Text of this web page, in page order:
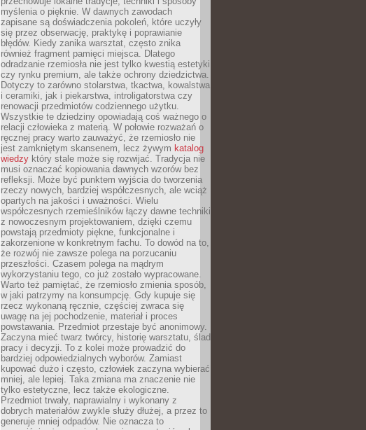
myślenia o pięknie. W dawnych zawodach
zapisane są doświadczenia pokoleń, które uczyły
się przez obserwację, praktykę i poprawianie
błędów. Kiedy zanika warsztat, często znika
również fragment pamięci miejsca. Dlatego
odradzanie rzemiosła nie jest tylko kwestią estetyki
czy rynku premium, ale także ochrony dziedzictwa.
Dotyczy to zarówno stolarstwa, tkactwa, kowalstwa
i ceramiki, jak i piekarstwa, introligatorstwa czy
renowacji przedmiotów codziennego użytku.
Wszystkie te dziedziny opowiadają coś ważnego o
relacji człowieka z materią. W połowie rozważań o
ręcznej pracy warto zauważyć, że rzemiosło nie
jest zamkniętym skansenem, lecz żywym katalog
wiedzy który stale może się rozwijać. Tradycja nie
musi oznaczać kopiowania dawnych wzorów bez
refleksji. Może być punktem wyjścia do tworzenia
rzeczy nowych, bardziej współczesnych, ale wciąż
opartych na jakości i uważności. Wielu
współczesnych rzemieślników łączy dawne techniki
z nowoczesnym projektowaniem, dzięki czemu
powstają przedmioty piękne, funkcjonalne i
zakorzenione w konkretnym fachu. To dowód na to,
że rozwój nie zawsze polega na porzucaniu
przeszłości. Czasem polega na mądrym
wykorzystaniu tego, co już zostało wypracowane.
Warto też pamiętać, że rzemiosło zmienia sposób,
w jaki patrzymy na konsumpcję. Gdy kupuje się
rzecz wykonaną ręcznie, częściej zwraca się
uwagę na jej pochodzenie, materiał i proces
powstawania. Przedmiot przestaje być anonimowy.
Zaczyna mieć twarz twórcy, historię warsztatu, ślad
pracy i decyzji. To z kolei może prowadzić do
bardziej odpowiedzialnych wyborów. Zamiast
kupować dużo i często, człowiek zaczyna wybierać
mniej, ale lepiej. Taka zmiana ma znaczenie nie
tylko estetyczne, lecz także ekologiczne.
Przedmiot trwały, naprawialny i wykonany z
dobrych materiałów zwykle służy dłużej, a przez to
generuje mniej odpadów. Nie oznacza to